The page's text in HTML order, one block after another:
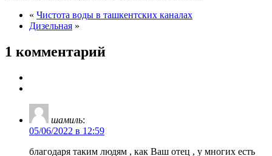
« Чистота воды в ташкентских каналах
Дизельная »
1 комментарий
шамиль:
05/06/2022 в 12:59
благодаря таким людям , как Ваш отец , у многих есть